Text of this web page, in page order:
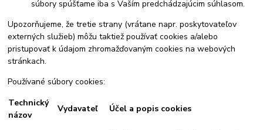
súbory spúšťame iba s Vaším predchádzajúcim súhlasom.
Upozorňujeme, že tretie strany (vrátane napr. poskytovateľov
externých služieb) môžu taktiež používať cookies a/alebo
pristupovať k údajom zhromažďovaným cookies na webových
stránkach.
Používané súbory cookies:
Technický
názov
Vydavateľ Účel a popis cookies